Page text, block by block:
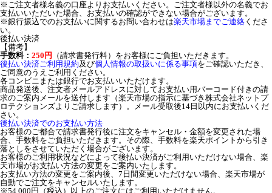
※ご注文者様名義の口座よりお支払いください。ご注文者様以外の名義でお
支払いいただいた場合、お支払いの確認ができない場合がございます。
※銀行振込でのお支払いに関するお問い合わせは楽天市場までご連絡 くださ
い。
後払い決済
【備考】
手数料： 250円
（請求書発行料）をお客様にご負担いただきます。
後払い決済ご利用規約及び個人情報の取扱いに係る事項をご確認いただき、
ご同意のうえご利用ください。
各コンビニまたは銀行でお支払いいただけます。
商品発送後、注文者メールアドレスに対してお支払い用バーコード付きの請
求のご案内メールを送付します（楽天市場の指示に基づき株式会社ネットプ
ロテクションズよりご請求します）。メール受取後14日以内にお支払いくだ
さい。
後払い決済でのお支払い方法
お客様のご都合で請求書発行後に注文をキャンセル・金額を変更された場
合、手数料をご負担いただきます。その際、手数料を楽天ポイントから引き
落としをさせていただく場合がございます。
お客様のご利用状況などによって後払い決済がご利用いただけない場合、楽
天市場がお支払い方法の変更をご案内いたします。
お支払い方法の変更をご案内後、7日間変更いただけない場合、楽天市場が
自動でご注文をキャンセルいたします。
※54,000円（税込）以上のご注文にはご利用いただけません。